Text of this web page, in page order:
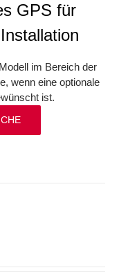
GPS für
im Bereich der
wenn eine optionale
ist.